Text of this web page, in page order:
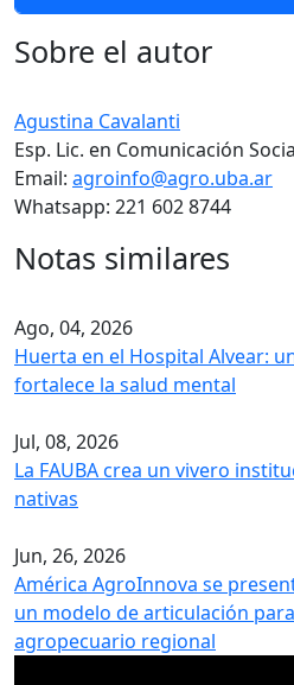
Sobre el autor
Agustina Cavalanti
Esp. Lic. en Comunicación
Email: agroinfo@agro.uba.ar
Whatsapp: 221 602 8744
Notas similares
Ago, 04, 2026
Huerta en el Hospital Alvear:
fortalece la salud mental
Jul, 08, 2026
La FAUBA crea un vivero
nativas
Jun, 26, 2026
América AgroInnova se
un modelo de articulación
agropecuario regional